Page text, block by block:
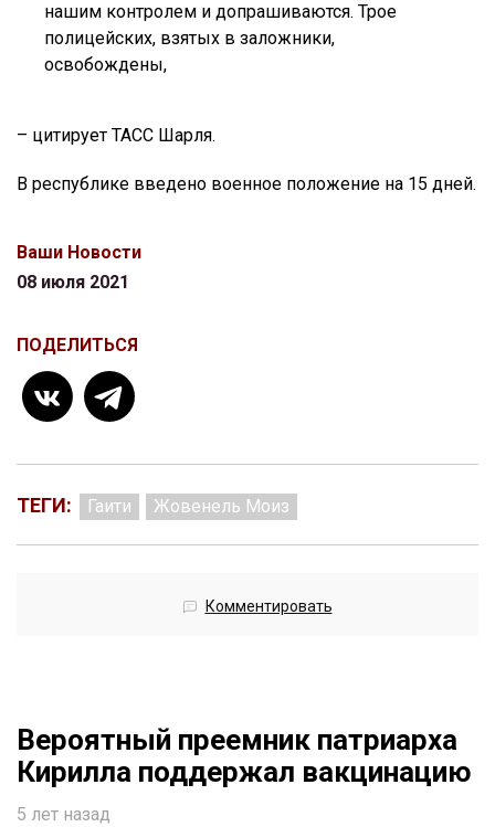
нашим контролем и допрашиваются. Трое
полицейских, взятых в заложники,
освобождены,
– цитирует ТАСС Шарля.
В республике введено военное положение на 15 дней.
Ваши Новости
08 июля 2021
ПОДЕЛИТЬСЯ
ТЕГИ: Гаити Жовенель Моиз
Комментировать
Вероятный преемник патриарха
Кирилла поддержал вакцинацию
5 лет назад